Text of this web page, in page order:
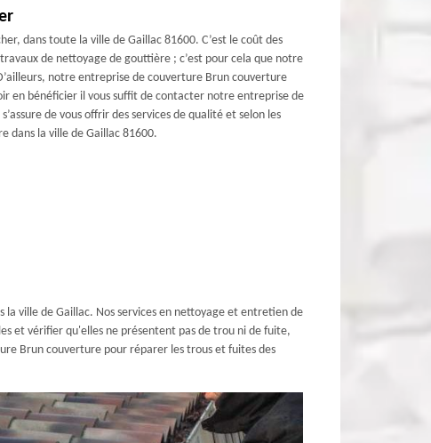
dans toute la ville de Gaillac 81600. C’est le coût des
de nettoyage de gouttière ; c’est pour cela que notre
notre entreprise de couverture Brun couverture
en bénéficier il vous suffit de contacter notre entreprise de
de vous offrir des services de qualité et selon les
dans la ville de Gaillac 81600.
ville de Gaillac. Nos services en nettoyage et entretien de
et vérifier qu'elles ne présentent pas de trou ni de fuite,
Brun couverture pour réparer les trous et fuites des